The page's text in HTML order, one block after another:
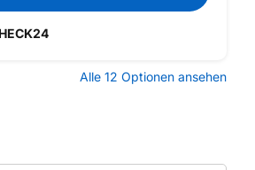
Alle 12 Optionen ansehen